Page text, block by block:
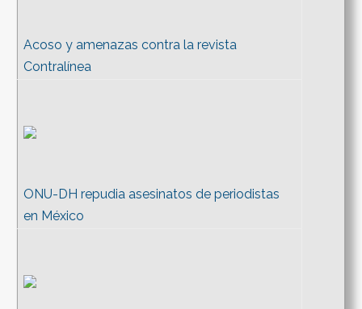
Acoso y amenazas contra la revista
Contralínea
ONU-DH repudia asesinatos de periodistas
en México